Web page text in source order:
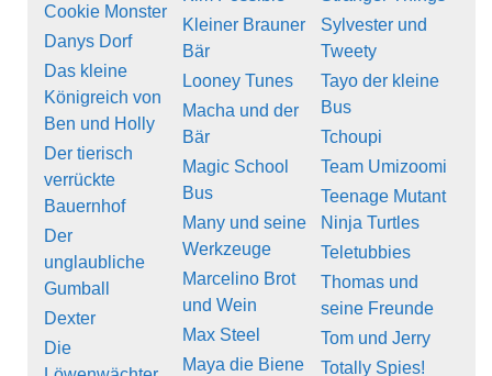
Cookie Monster
Danys Dorf
Das kleine
Königreich von
Ben und Holly
Der tierisch
verrückte
Bauernhof
Der
unglaubliche
Gumball
Dexter
Die
Kleiner Brauner
Bär
Looney Tunes
Macha und der
Bär
Magic School
Bus
Many und seine
Werkzeuge
Marcelino Brot
und Wein
Max Steel
Maya die Biene
Sylvester und
Tweety
Tayo der kleine
Bus
Tchoupi
Team Umizoomi
Teenage Mutant
Ninja Turtles
Teletubbies
Thomas und
seine Freunde
Tom und Jerry
Totally Spies!